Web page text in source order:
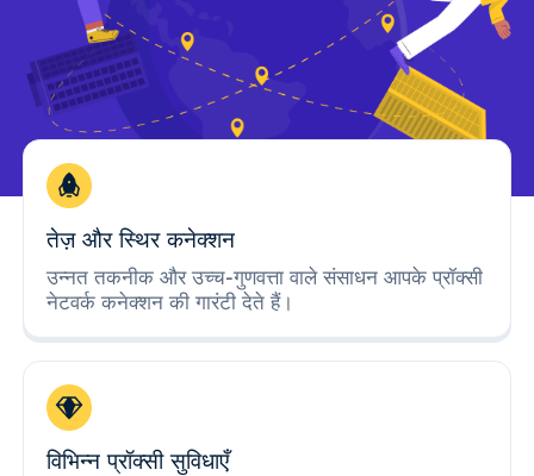
तेज़ और स्थिर कनेक्शन
उन्नत तकनीक और उच्च-गुणवत्ता वाले संसाधन आपके प्रॉक्सी
नेटवर्क कनेक्शन की गारंटी देते हैं।
विभिन्न प्रॉक्सी सुविधाएँ